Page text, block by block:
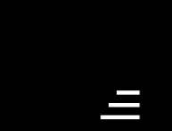
Открыть